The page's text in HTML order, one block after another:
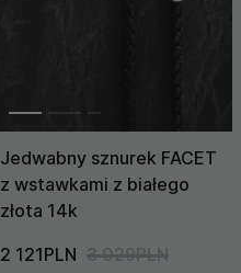
Jedwabny sznurek FACET
z wstawkami z białego
złota 14k
2 121PLN 3 029PLN